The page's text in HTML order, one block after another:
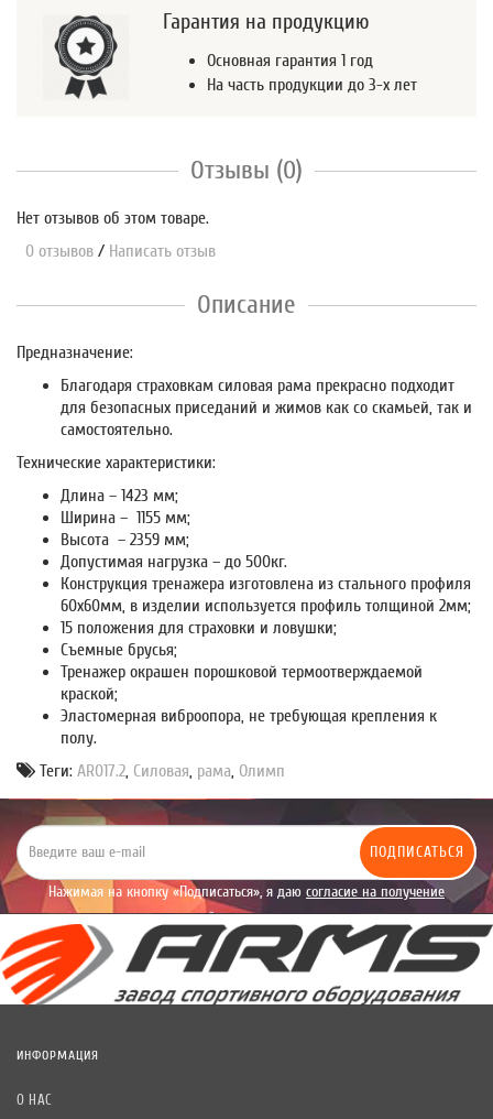
Гарантия на продукцию
Основная гарантия 1 год
На часть продукции до 3-х лет
Отзывы (0)
Нет отзывов об этом товаре.
0 отзывов / Написать отзыв
Описание
Предназначение:
Благодаря страховкам силовая рама прекрасно подходит
для безопасных приседаний и жимов как со скамьей, так и
самостоятельно.
Технические характеристики:
Длина – 1423 мм;
Ширина – 1155 мм;
Высота – 2359 мм;
Допустимая нагрузка – до 500кг.
Конструкция тренажера изготовлена из стального профиля
60х60мм, в изделии используется профиль толщиной 2мм;
15 положения для страховки и ловушки;
Съемные брусья;
Тренажер окрашен порошковой термоотверждаемой
краской;
Эластомерная виброопора, не требующая крепления к
полу.
Теги: AR017.2, Силовая, рама, Олимп
ПОДПИСАТЬСЯ
Нажимая на кнопку «Подписаться», я даю согласие на получение
уведомлений рекламного характера.
ИНФОРМАЦИЯ
О НАС